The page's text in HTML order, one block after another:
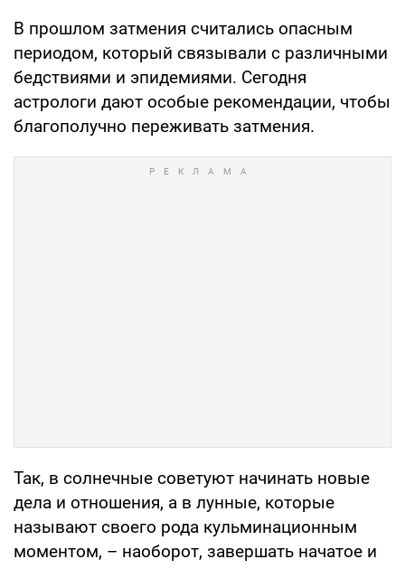
В прошлом затмения считались опасным
периодом, который связывали с различными
бедствиями и эпидемиями. Сегодня
астрологи дают особые рекомендации, чтобы
благополучно переживать затмения.
Так, в солнечные советуют начинать новые
дела и отношения, а в лунные, которые
называют своего рода кульминационным
моментом, – наоборот, завершать начатое и